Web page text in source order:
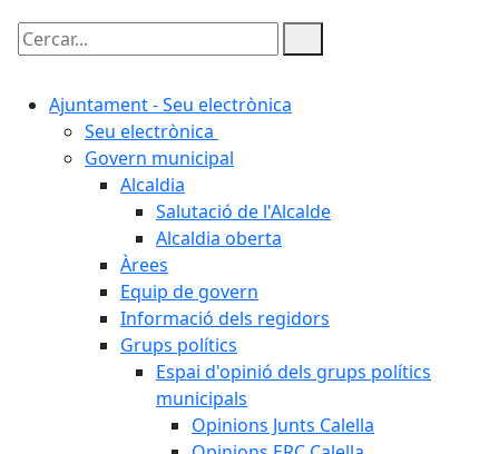
Cercar:
Ajuntament - Seu electrònica
Seu electrònica
Govern municipal
Alcaldia
Salutació de l'Alcalde
Alcaldia oberta
Àrees
Equip de govern
Informació dels regidors
Grups polítics
Espai d'opinió dels grups polítics
municipals
Opinions Junts Calella